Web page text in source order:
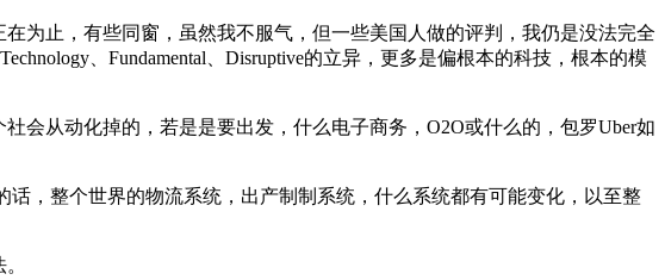
止，有些同窗，虽然我不服气，但一些美国人做的评判，我仍是没法完全
、Fundamental、Disruptive的立异，更多是偏根本的科技，根本的模
从动化掉的，若是是要出发，什么电子商务，O2O或什么的，包罗Uber如
，整个世界的物流系统，出产制制系统，什么系统都有可能变化，以至整